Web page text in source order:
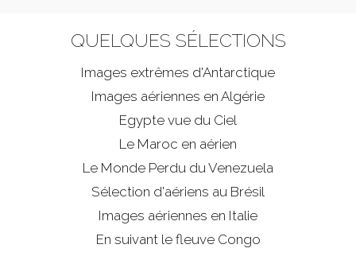
QUELQUES SÉLECTIONS
Images extrêmes d'Antarctique
Images aériennes en Algérie
Egypte vue du Ciel
Le Maroc en aérien
Le Monde Perdu du Venezuela
Sélection d'aériens au Brésil
Images aériennes en Italie
En suivant le fleuve Congo